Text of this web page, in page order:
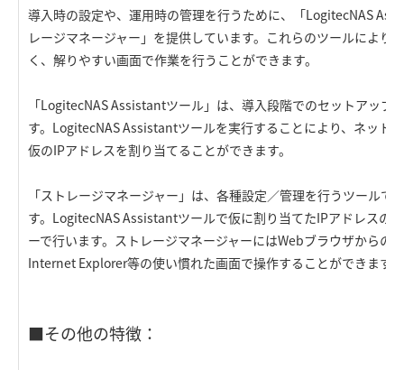
導入時の設定や、運用時の管理を行うために、「LogitecNAS
レージマネージャー」を提供しています。これらのツールにより
く、解りやすい画面で作業を行うことができます。
「LogitecNAS Assistantツール」は、導入段階でのセットアップ
す。LogitecNAS Assistantツールを実行することにより、ネット
仮のIPアドレスを割り当てることができます。
「ストレージマネージャー」は、各種設定／管理を行うツールで
す。LogitecNAS Assistantツールで仮に割り当てたIPアドレスの
ーで行います。ストレージマネージャーにはWebブラウザからの
Internet Explorer等の使い慣れた画面で操作することができます。
■その他の特徴：